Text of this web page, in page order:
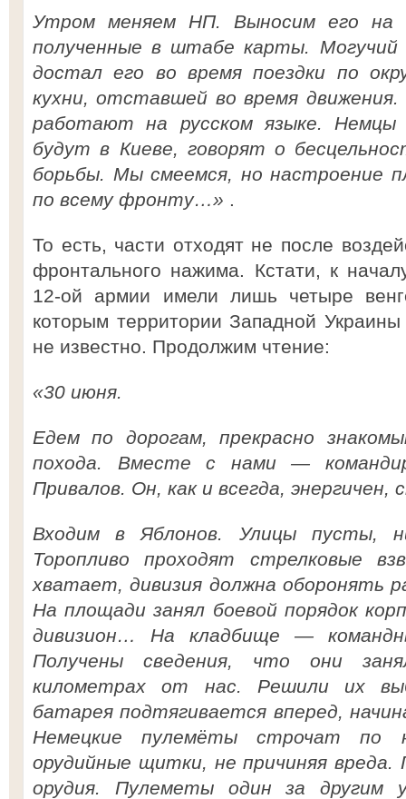
Утром меняем НП. Выносим его на
полученные в штабе карты. Могучий
достал его во время поездки по
кухни, отставшей во время
работают на русском языке.
будут в Киеве, говорят о
борьбы. Мы смеемся, но настроение
по всему фронту…» .
То есть, части отходят не после
фронтального нажима. Кстати, к
12-ой армии имели лишь четыре
которым территории Западной
не известно. Продолжим чтение:
«30 июня.
Едем по дорогам, прекрасно
похода. Вместе с нами — командир
Привалов. Он, как и всегда, энергичен,
Входим в Яблонов. Улицы пусты,
Торопливо проходят стрелковые
хватает, дивизия должна оборонять
На площади занял боевой порядок
дивизион… На кладбище —
Получены сведения, что они
километрах от нас. Решили их
батарея подтягивается вперед,
Немецкие пулемёты строчат по
орудийные щитки, не причиняя
орудия. Пулеметы один за